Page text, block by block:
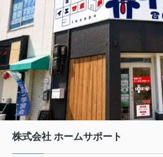
株式会社 ホームサポート